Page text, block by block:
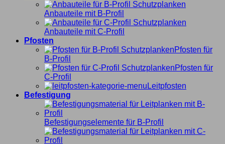
Anbauteile mit B-Profil
Anbauteile mit C-Profil
Pfosten
Pfosten für
B-Profil
Pfosten für
C-Profil
Leitpfosten
Befestigung
Befestigungselemente für B-Profil